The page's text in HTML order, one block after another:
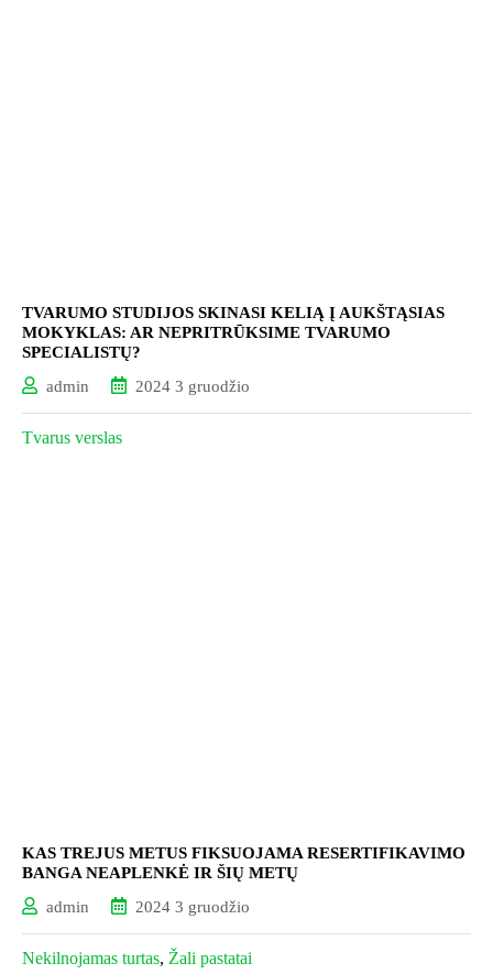
TVARUMO STUDIJOS SKINASI KELIĄ Į AUKŠTĄSIAS
MOKYKLAS: AR NEPRITRŪKSIME TVARUMO
SPECIALISTŲ?
admin
2024 3 gruodžio
Tvarus verslas
KAS TREJUS METUS FIKSUOJAMA RESERTIFIKAVIMO
BANGA NEAPLENKĖ IR ŠIŲ METŲ
admin
2024 3 gruodžio
Nekilnojamas turtas, Žali pastatai